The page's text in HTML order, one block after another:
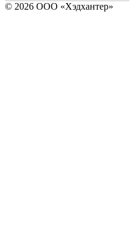
© 2026 ООО «Хэдхантер»